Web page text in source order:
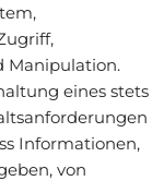
Manipulation.
eines stets
Informationen,
von